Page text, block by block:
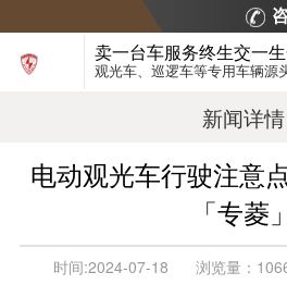
卖一台车服务终生交一
观光车、巡逻车等专用车辆源
新闻详情
电动观光车行驶注意
「专菱」
时间:2024-07-18 浏览量：